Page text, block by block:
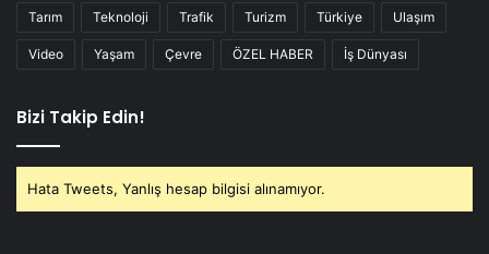
Tarım Teknoloji Trafik Turizm Türkiye Ulaşım
Video Yaşam Çevre ÖZEL HABER İş Dünyası
Bizi Takip Edin!
Hata Tweets, Yanlış hesap bilgisi alınamıyor.